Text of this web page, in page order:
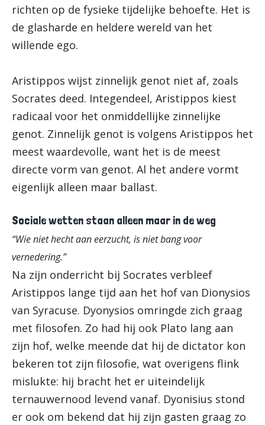
richten op de fysieke tijdelijke behoefte. Het is
de glasharde en heldere wereld van het
willende ego.
Aristippos wijst zinnelijk genot niet af, zoals
Socrates deed. Integendeel, Aristippos kiest
radicaal voor het onmiddellijke zinnelijke
genot. Zinnelijk genot is volgens Aristippos het
meest waardevolle, want het is de meest
directe vorm van genot. Al het andere vormt
eigenlijk alleen maar ballast.
Sociale wetten staan alleen maar in de weg
“Wie niet hecht aan eerzucht, is niet bang voor
vernedering.”
Na zijn onderricht bij Socrates verbleef
Aristippos lange tijd aan het hof van Dionysios
van Syracuse. Dyonysios omringde zich graag
met filosofen. Zo had hij ook Plato lang aan
zijn hof, welke meende dat hij de dictator kon
bekeren tot zijn filosofie, wat overigens flink
mislukte: hij bracht het er uiteindelijk
ternauwernood levend vanaf. Dyonisius stond
er ook om bekend dat hij zijn gasten graag zo